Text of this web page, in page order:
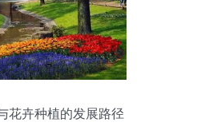
花卉种植的发展路径